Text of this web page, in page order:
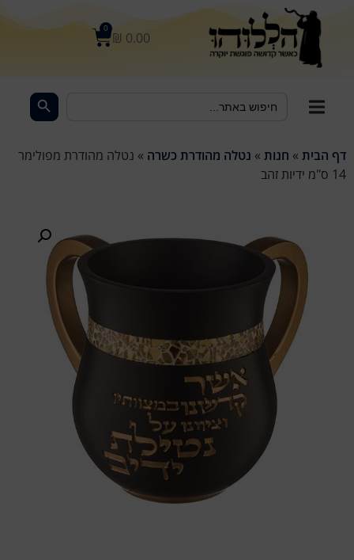
₪ 0.00
0
for:
דף הבית » חנות » נטלה מהודרת כשרה » נטלה מהודרת מפולימר
14 ס"מ ידיות זהב